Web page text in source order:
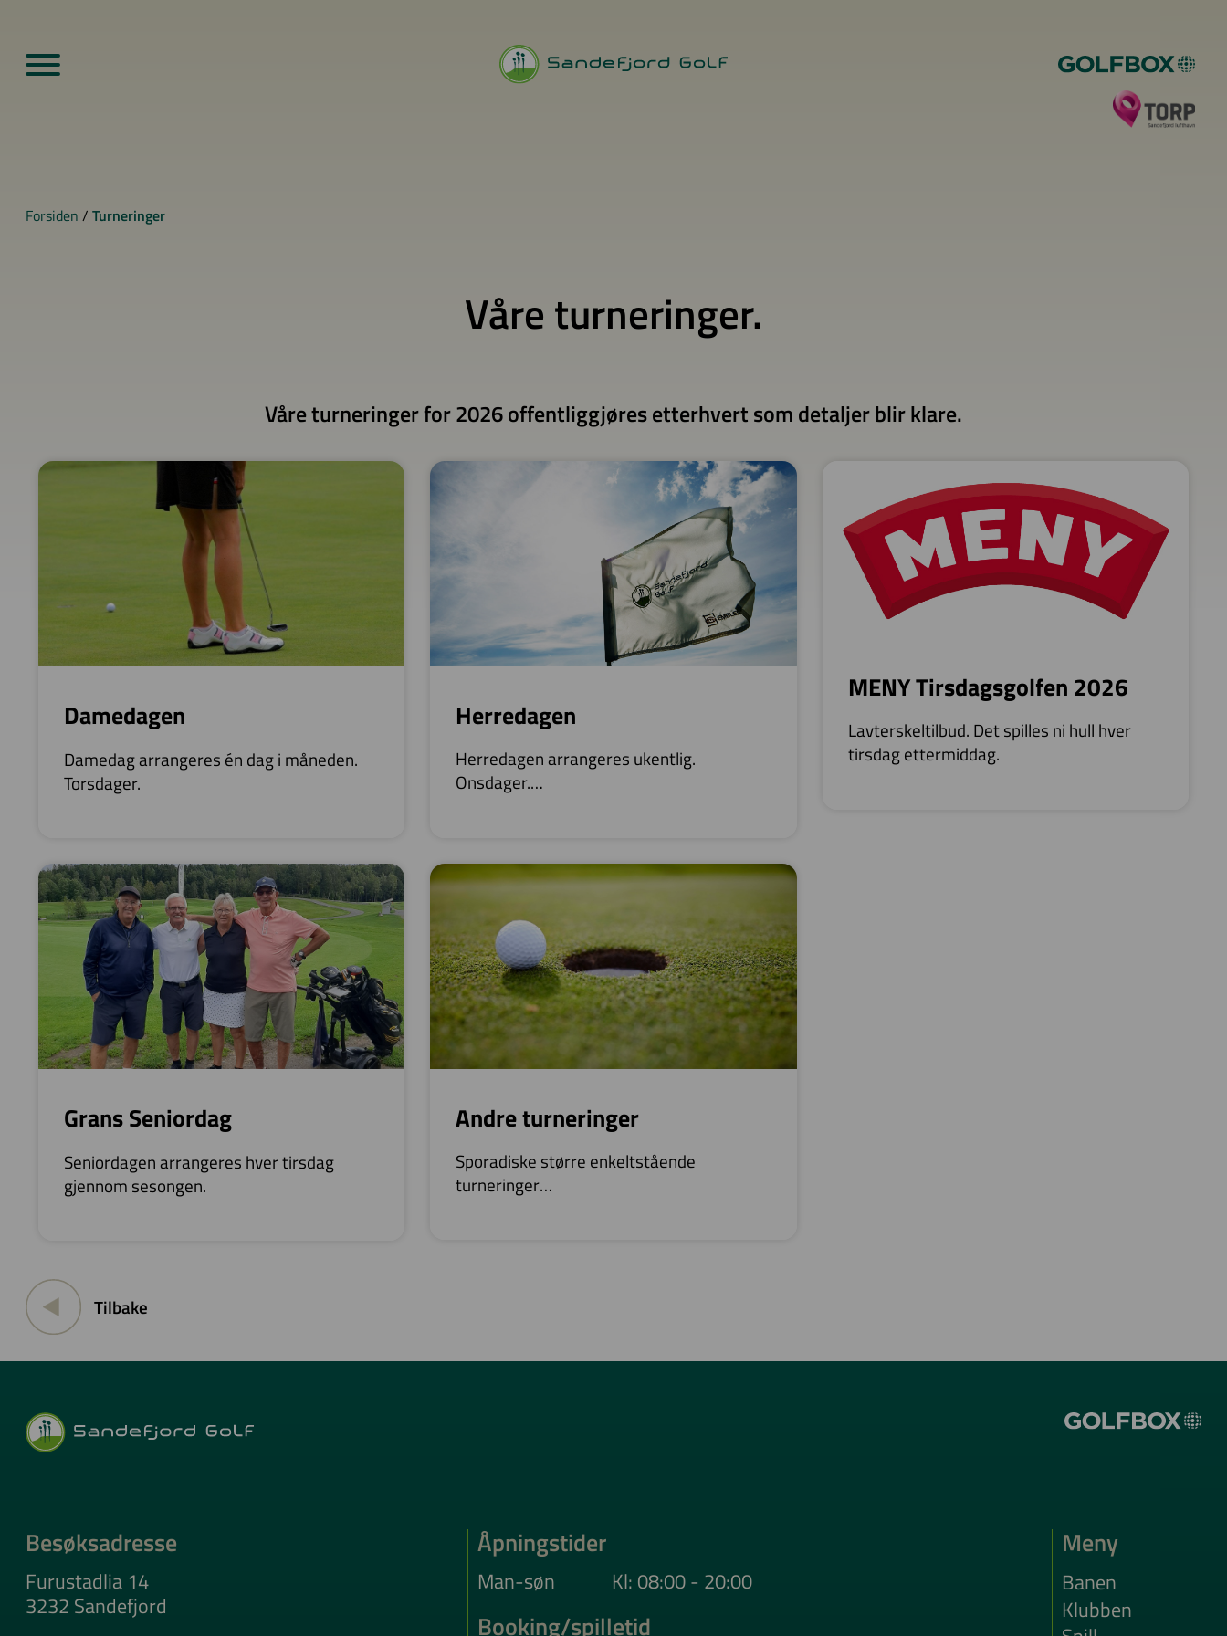
Forsiden / Turneringer
Våre turneringer.
Våre turneringer for 2026 offentliggjøres etterhvert som detaljer blir klare.
Damedagen
Damedag arrangeres én dag i måneden.
Torsdager.
Herredagen
Herredagen arrangeres ukentlig.
Onsdager.
MENY Tirsdagsgolfen 2026
Lavterskeltilbud. Det spilles ni hull hver
tirsdag ettermiddag.
Grans Seniordag
Seniordagen arrangeres hver tirsdag
gjennom sesongen.
Andre turneringer
Sporadiske større enkeltstående
turneringer
Tilbake
Besøksadresse
Furustadlia 14
3232 Sandefjord
Åpningstider
Man-søn Kl: 08:00 - 20:00
Booking/spilletid
Meny
Banen
Klubben